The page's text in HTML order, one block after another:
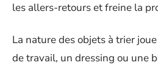
les allers-retours et freine la
La nature des objets à trier
de travail, un dressing ou une